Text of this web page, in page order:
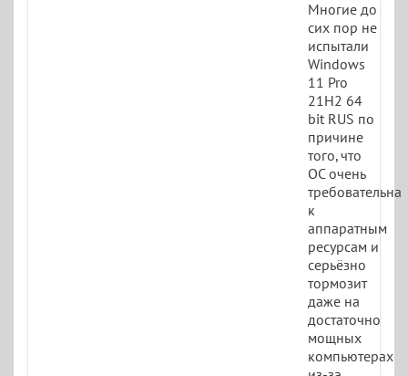
Многие до
сих пор не
испытали
Windows
11 Pro
21H2 64
bit RUS по
причине
того, что
ОС очень
требовательна
к
аппаратным
ресурсам и
серьёзно
тормозит
даже на
достаточно
мощных
компьютерах